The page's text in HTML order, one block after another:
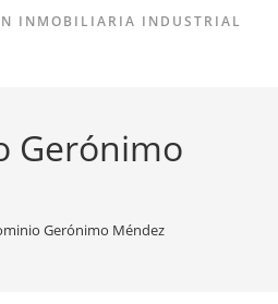
INMOBILIARIA INDUSTRIAL
Gerónimo
Gerónimo Méndez